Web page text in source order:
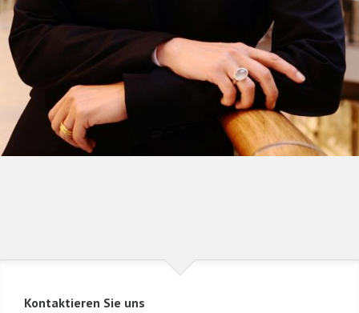
Kontaktieren Sie uns